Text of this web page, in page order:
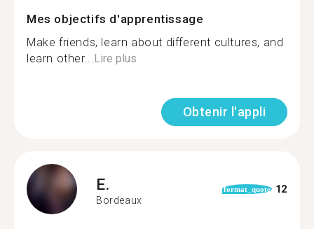
Mes objectifs d'apprentissage
Make friends, learn about different cultures, and
learn other...Lire plus
Obtenir l'appli
E.
Bordeaux
format_quote 12